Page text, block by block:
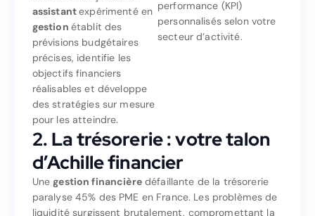
assistantexpérimenté en
gestion établit des
prévisions budgétaires
précises, identifie les
objectifs financiers
réalisables et développe
des stratégies sur mesure
pour les atteindre.
performance (KPI)
personnalisés selon votre
secteur d’activité.
2. La trésorerie : votre talon
d’Achille financier
Unegestion financièredéfaillante de la trésorerie
paralyse 45% des PME en France. Les problèmes de
liquidité surgissent brutalement, compromettant la
dans lequel tombent 70%
des PME françaises. Un
assistant
expérimenté en
pour les atteindre.
avec indicateurs clés de
performance (KPI)
personnalisés selon votre
secteur d’activité.
2. La trésorerie : votre talon
d’Achille financier
Une
gestion financière
défaillante de la trésorerie